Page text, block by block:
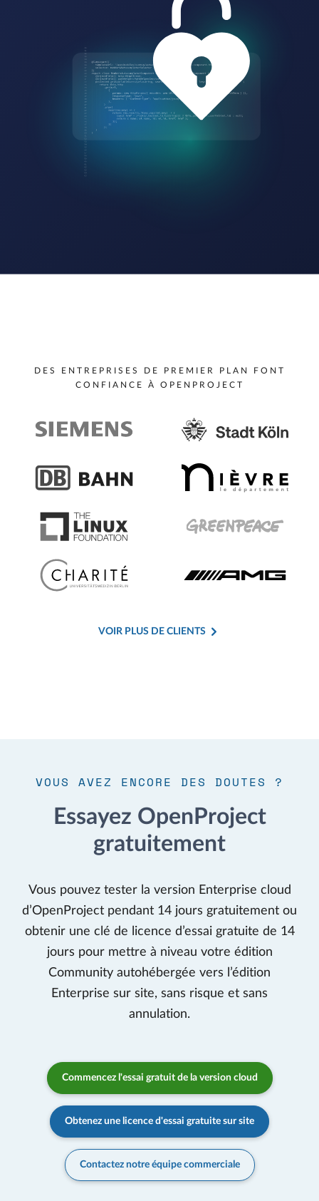
DES ENTREPRISES DE PREMIER PLAN FONT
CONFIANCE À OPENPROJECT
VOIR PLUS DE CLIENTS
VOUS AVEZ ENCORE DES DOUTES ?
Essayez OpenProject
gratuitement
Vous pouvez tester la version Enterprise cloud
d’OpenProject pendant 14 jours gratuitement ou
obtenir une clé de licence d’essai gratuite de 14
jours pour mettre à niveau votre édition
Community autohébergée vers l’édition
Enterprise sur site, sans risque et sans
annulation.
Commencez l'essai gratuit de la version cloud
Obtenez une licence d'essai gratuite sur site
Contactez notre équipe commerciale